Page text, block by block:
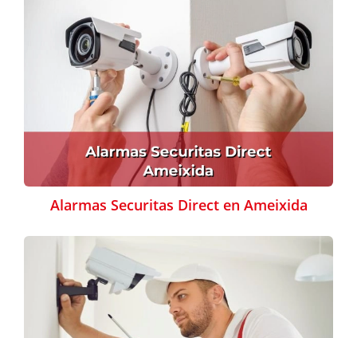
Alarmas Securitas Direct en Ameixida